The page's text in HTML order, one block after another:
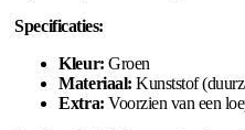
Specificaties:
Kleur: Groen
Materiaal: Kunststof
Extra: Voorzien van een